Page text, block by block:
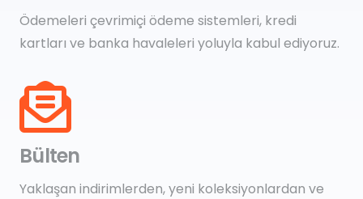
Ödemeleri çevrimiçi ödeme sistemleri, kredi
kartları ve banka havaleleri yoluyla kabul ediyoruz.
Bülten
Yaklaşan indirimlerden, yeni koleksiyonlardan ve